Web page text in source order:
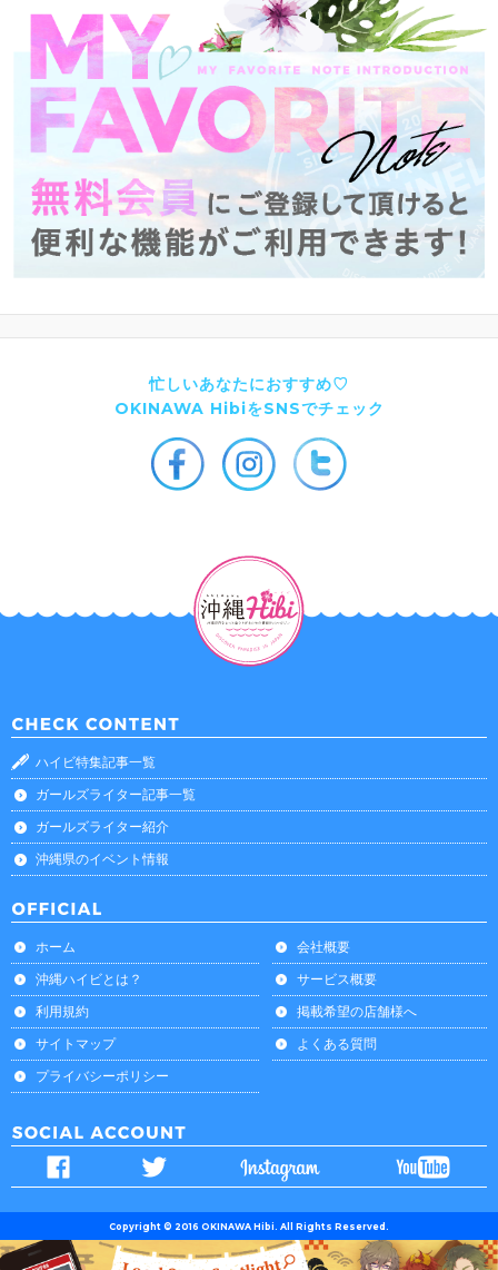
忙しいあなたにおすすめ♡
OKINAWA HibiをSNSでチェック
ハイビ特集記事一覧
ガールズライター記事一覧
ガールズライター紹介
沖縄県のイベント情報
ホーム
会社概要
沖縄ハイビとは？
サービス概要
利用規約
掲載希望の店舗様へ
サイトマップ
よくある質問
プライバシーポリシー
Copyright © 2016 OKINAWA Hibi. All Rights Reserved.